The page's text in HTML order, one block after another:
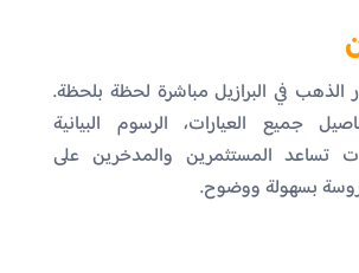
الذهب في البرازيل مباشرة لحظة بلحظة.
جميع العيارات، الرسوم البيانية
تساعد المستثمرين والمدخرين على
بسهولة ووضوح.